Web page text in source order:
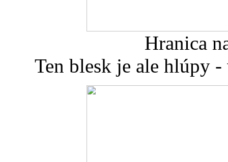
Hranica
Ten blesk je ale hlúpy